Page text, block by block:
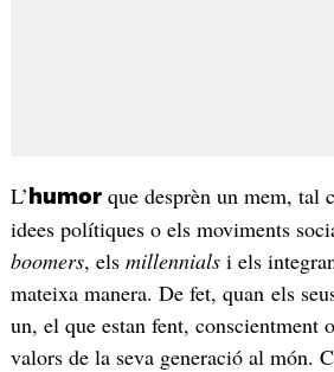
L’ humorque desprèn un mem, tal
idees polítiques o els moviments
boomers, els millennialsi els
mateixa manera. De fet, quan els
un, el que estan fent, conscientment
valors de la seva generació al món.